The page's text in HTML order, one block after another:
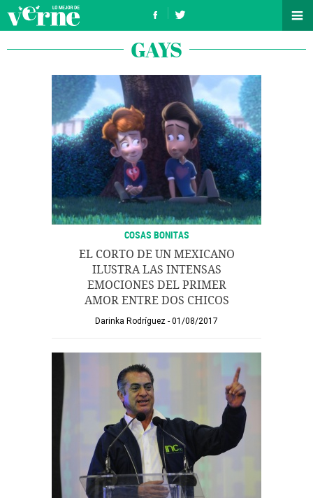
GAYS
COSAS BONITAS
EL CORTO DE UN MEXICANO
ILUSTRA LAS INTENSAS
EMOCIONES DEL PRIMER
AMOR ENTRE DOS CHICOS
Darinka Rodríguez 01/08/2017